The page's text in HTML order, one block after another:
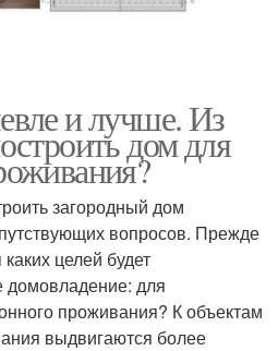
и лучше. Из
дом для
загородный дом
вопросов. Прежде
целей будет
домовладение: для
проживания? К объектам
выдвигаются более